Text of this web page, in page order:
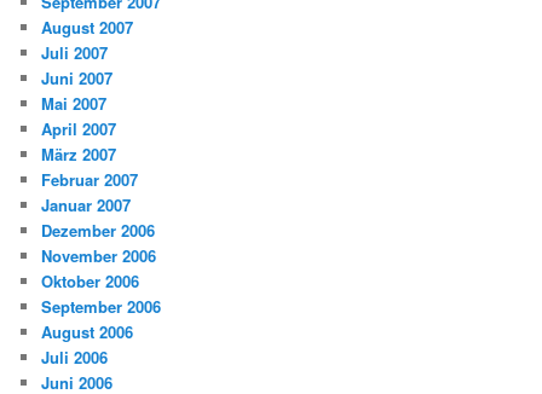
August 2007
Juli 2007
Juni 2007
Mai 2007
April 2007
März 2007
Februar 2007
Januar 2007
Dezember 2006
November 2006
Oktober 2006
September 2006
August 2006
Juli 2006
Juni 2006